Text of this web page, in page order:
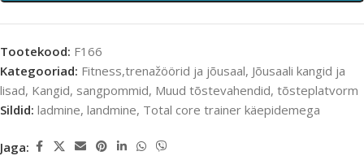
Tootekood: F166
Kategooriad: Fitness,trenažöörid ja jõusaal, Jõusaali kangid ja
lisad, Kangid, sangpommid, Muud tõstevahendid, tõsteplatvorm
Sildid: ladmine, landmine, Total core trainer käepidemega
Jaga: